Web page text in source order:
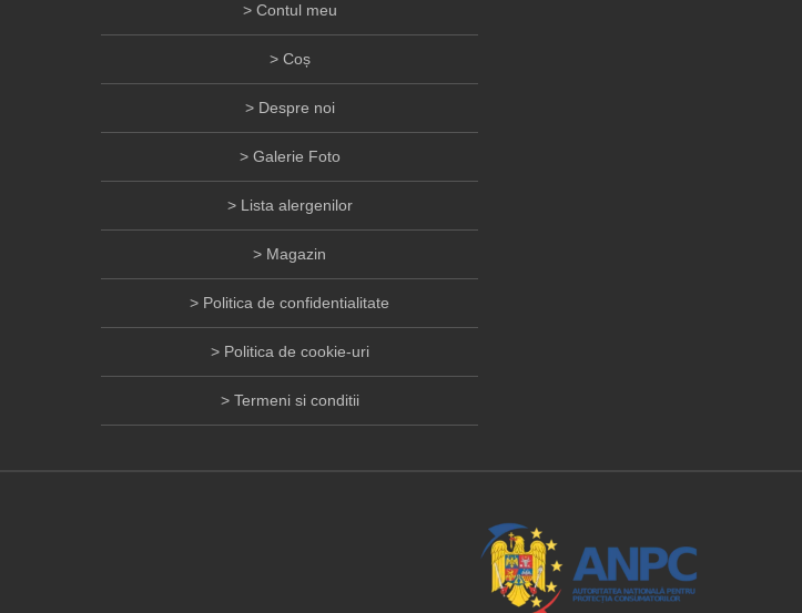
Contul meu
Coș
Despre noi
Galerie Foto
Lista alergenilor
Magazin
Politica de confidentialitate
Politica de cookie-uri
Termeni si conditii